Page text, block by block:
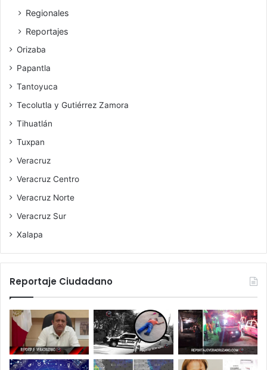
Regionales
Reportajes
Orizaba
Papantla
Tantoyuca
Tecolutla y Gutiérrez Zamora
Tihuatlán
Tuxpan
Veracruz
Veracruz Centro
Veracruz Norte
Veracruz Sur
Xalapa
Reportaje Ciudadano